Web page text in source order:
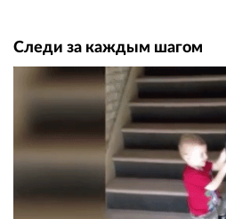
Следи за каждым шагом